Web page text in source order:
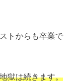
トからも卒業で
獄は続きます。